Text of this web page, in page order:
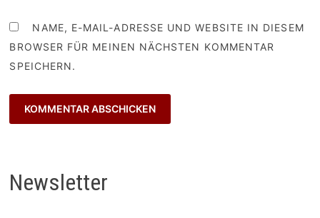
NAME, E-MAIL-ADRESSE UND WEBSITE IN DIESEM
BROWSER FÜR MEINEN NÄCHSTEN KOMMENTAR
SPEICHERN.
Newsletter